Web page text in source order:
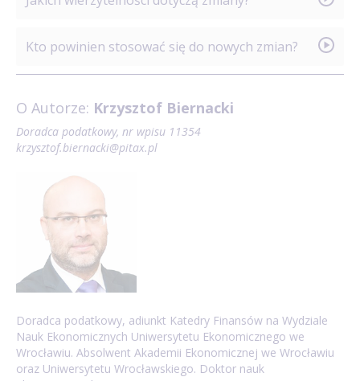
rachunku.
Nowe zasady korekt odnoszą się do wierzytelności,
Kto powinien stosować się do nowych zmian?
przedsiębiorcy, podmioty publiczne, osoby
wykonujące wolny zawód, oddziały
i przedstawicielstwa przedsiębiorców zagranicznych
Europejskiej, państw członkowskich Europejskiego
Porozumienia o Wolnym Handlu (EFTA) stron umowy
o Europejskim Obszarze Gospodarczym lub
Konfederacji Szwajcarskiej.
O Autorze: Krzysztof Biernacki
Doradca podatkowy, nr wpisu 11354
krzysztof.biernacki@pitax.pl
Doradca podatkowy, adiunkt Katedry Finansów na Wydziale
Nauk Ekonomicznych Uniwersytetu Ekonomicznego we
Wrocławiu. Absolwent Akademii Ekonomicznej we Wrocławiu
oraz Uniwersytetu Wrocławskiego. Doktor nauk